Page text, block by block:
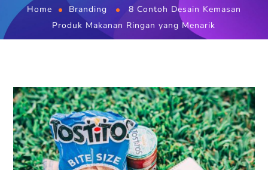
Home Branding
8 Contoh Desain Kemasan
Produk Makanan Ringan yang Menarik